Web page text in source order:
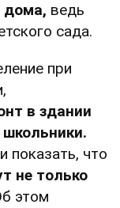
дома, ведь
сада.
при
в здании
показать, что
не только
этом